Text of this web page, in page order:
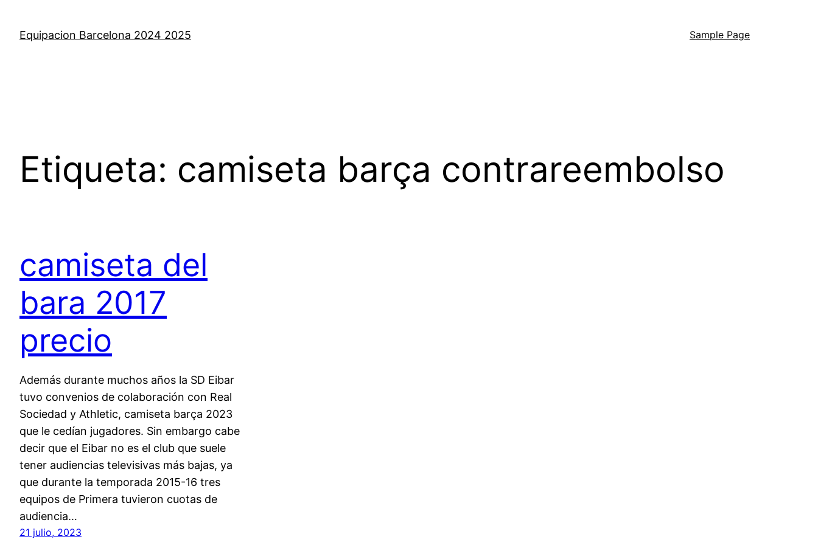
contenido
Equipacion Barcelona 2024 2025 Sample Page
Etiqueta: camiseta barça contrareembolso
camiseta del
bara 2017
precio
Además durante muchos años la SD Eibar
tuvo convenios de colaboración con Real
Sociedad y Athletic, camiseta barça 2023
que le cedían jugadores. Sin embargo cabe
decir que el Eibar no es el club que suele
tener audiencias televisivas más bajas, ya
que durante la temporada 2015-16 tres
equipos de Primera tuvieron cuotas de
audiencia…
21 julio, 2023